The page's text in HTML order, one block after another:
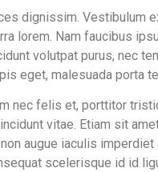
dignissim. Vestibulum
lorem. Nam faucibus
volutpat purus, nec
eget, malesuada porta
nec felis et, porttitor
vitae. Etiam sit
augue iaculis
scelerisque id id